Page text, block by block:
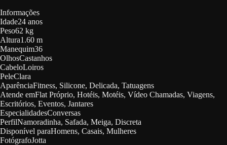
Informações
Idade24 anos
Peso62 kg
Altura1.60 m
Manequim36
OlhosCastanhos
CabeloLoiros
PeleClara
AparênciaFitness, Silicone, Delicada, Tatuagens
Atende emFlat Próprio, Hotéis, Motéis, Vídeo Chamadas, Viagens,
Escritórios, Eventos, Jantares
EspecialidadesConversas
PerfilNamoradinha, Safada, Meiga, Discreta
Disponível paraHomens, Casais, Mulheres
FotógrafoJotta